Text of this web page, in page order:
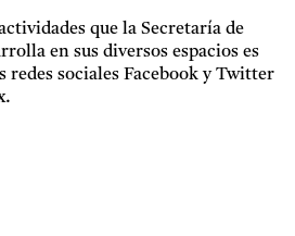
que la Secretaría de
en sus diversos espacios es
redes sociales Facebook y Twitter